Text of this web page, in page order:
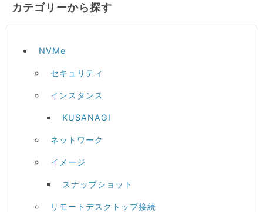
カテゴリーから探す
NVMe
セキュリティ
インスタンス
KUSANAGI
ネットワーク
イメージ
スナップショット
リモートデスクトップ接続